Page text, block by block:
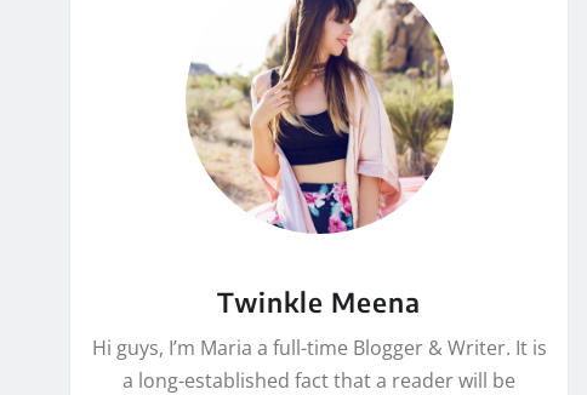
Twinkle Meena
Hi guys, I’m Maria a full-time Blogger & Writer. It is
a long-established fact that a reader will be